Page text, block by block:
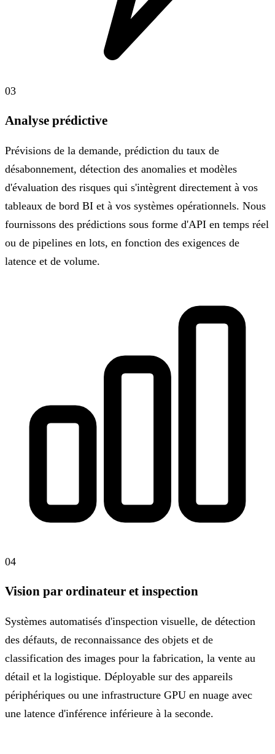
03
Analyse prédictive
Prévisions de la demande, prédiction du taux de
désabonnement, détection des anomalies et modèles
d'évaluation des risques qui s'intègrent directement à vos
tableaux de bord BI et à vos systèmes opérationnels. Nous
fournissons des prédictions sous forme d'API en temps réel
ou de pipelines en lots, en fonction des exigences de
latence et de volume.
04
Vision par ordinateur et inspection
Systèmes automatisés d'inspection visuelle, de détection
des défauts, de reconnaissance des objets et de
classification des images pour la fabrication, la vente au
détail et la logistique. Déployable sur des appareils
périphériques ou une infrastructure GPU en nuage avec
une latence d'inférence inférieure à la seconde.